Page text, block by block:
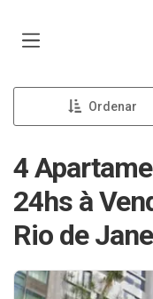
Ordenar
4
24hs à
Rio de